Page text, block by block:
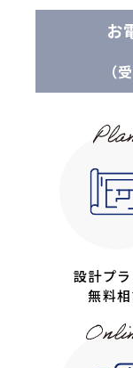
お
（
設計プ
無料